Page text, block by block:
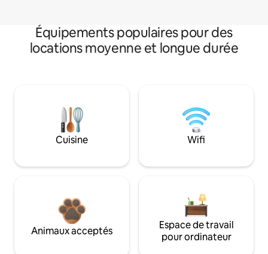
Équipements populaires pour des
locations moyenne et longue durée
Cuisine Wifi
Animaux acceptés
Espace de travail
pour ordinateur